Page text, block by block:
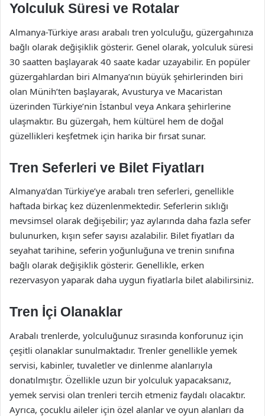
Yolculuk Süresi ve Rotalar
Almanya-Türkiye arası arabalı tren yolculuğu, güzergahınıza
bağlı olarak değişiklik gösterir. Genel olarak, yolculuk süresi
30 saatten başlayarak 40 saate kadar uzayabilir. En popüler
güzergahlardan biri Almanya’nın büyük şehirlerinden biri
olan Münih’ten başlayarak, Avusturya ve Macaristan
üzerinden Türkiye’nin İstanbul veya Ankara şehirlerine
ulaşmaktır. Bu güzergah, hem kültürel hem de doğal
güzellikleri keşfetmek için harika bir fırsat sunar.
Tren Seferleri ve Bilet Fiyatları
Almanya’dan Türkiye’ye arabalı tren seferleri, genellikle
haftada birkaç kez düzenlenmektedir. Seferlerin sıklığı
mevsimsel olarak değişebilir; yaz aylarında daha fazla sefer
bulunurken, kışın sefer sayısı azalabilir. Bilet fiyatları da
seyahat tarihine, seferin yoğunluğuna ve trenin sınıfına
bağlı olarak değişiklik gösterir. Genellikle, erken
rezervasyon yaparak daha uygun fiyatlarla bilet alabilirsiniz.
Tren İçi Olanaklar
Arabalı trenlerde, yolculuğunuz sırasında konforunuz için
çeşitli olanaklar sunulmaktadır. Trenler genellikle yemek
servisi, kabinler, tuvaletler ve dinlenme alanlarıyla
donatılmıştır. Özellikle uzun bir yolculuk yapacaksanız,
yemek servisi olan trenleri tercih etmeniz faydalı olacaktır.
Ayrıca, çocuklu aileler için özel alanlar ve oyun alanları da